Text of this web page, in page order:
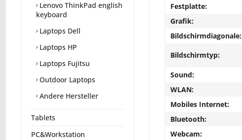
Lenovo ThinkPad english
keyboard
Laptops Dell
Laptops HP
Laptops Fujitsu
Outdoor Laptops
Andere Hersteller
Tablets
PC&Workstation
Festplatte:
Grafik:
Bildschirmdiagonale:
Bildschirmtyp:
Sound:
WLAN:
Mobiles Internet:
Bluetooth:
Webcam: